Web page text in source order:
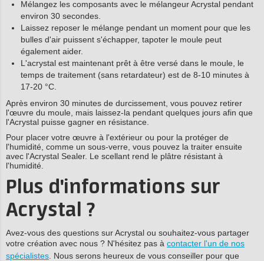
Mélangez les composants avec le mélangeur Acrystal pendant
environ 30 secondes.
Laissez reposer le mélange pendant un moment pour que les
bulles d'air puissent s'échapper, tapoter le moule peut
également aider.
L'acrystal est maintenant prêt à être versé dans le moule, le
temps de traitement (sans retardateur) est de 8-10 minutes à
17-20 °C.
Après environ 30 minutes de durcissement, vous pouvez retirer
l'œuvre du moule, mais laissez-la pendant quelques jours afin que
l'Acrystal puisse gagner en résistance.
Pour placer votre œuvre à l'extérieur ou pour la protéger de
l'humidité, comme un sous-verre, vous pouvez la traiter ensuite
avec l'Acrystal Sealer. Le scellant rend le plâtre résistant à
l'humidité.
Plus d'informations sur
Acrystal ?
Avez-vous des questions sur Acrystal ou souhaitez-vous partager
votre création avec nous ? N'hésitez pas à contacter l'un de nos
spécialistes . Nous serons heureux de vous conseiller pour que